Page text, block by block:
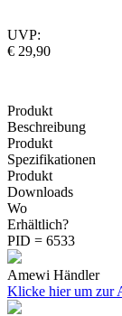
UVP:
€ 29,90
Produkt
Beschreibung
Produkt
Spezifikationen
Produkt
Downloads
Wo
Erhältlich?
PID = 6533
Amewi Händler
Klicke hier um zur